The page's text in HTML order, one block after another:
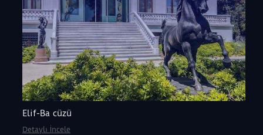
Elif-Ba cüzü
Detaylı İncele